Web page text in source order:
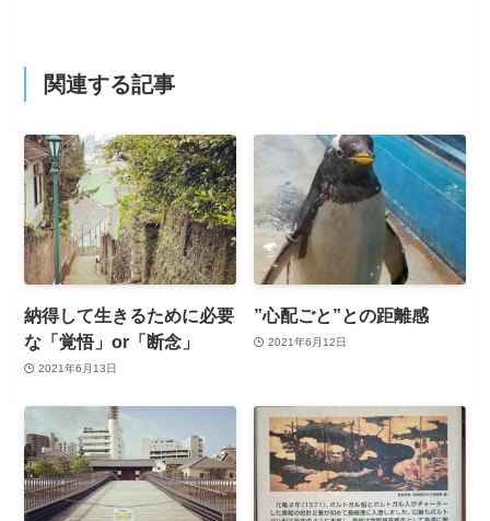
関連する記事
納得して生きるために必要
な「覚悟」or「断念」
2021年6月13日
”心配ごと”との距離感
2021年6月12日